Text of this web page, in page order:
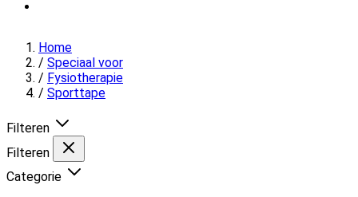
Home
/ Speciaal voor
/ Fysiotherapie
/ Sporttape
Filteren
Filteren
Categorie